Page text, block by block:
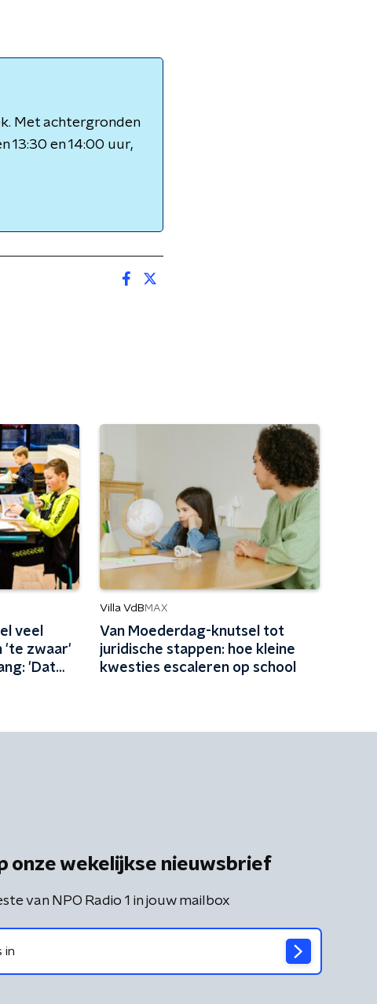
Met achtergronden
13:30 en 14:00 uur,
veel
'te zwaar'
'Dat
Villa VdB MAX
Van Moederdag-knutsel tot
juridische stappen: hoe kleine
kwesties escaleren op school
onze wekelijkse nieuwsbrief
van NPO Radio 1 in jouw mailbox